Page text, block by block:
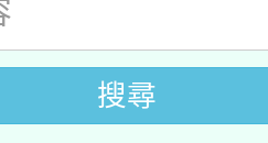
養講師名單
搜尋